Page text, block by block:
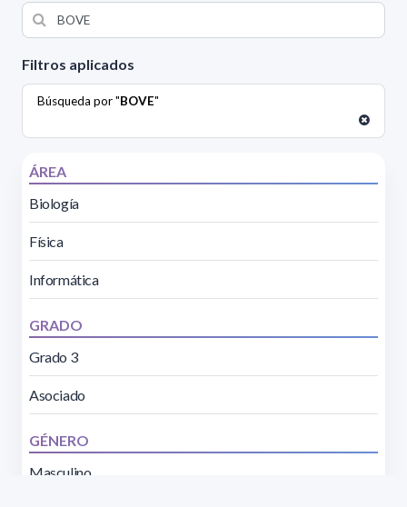
Filtros aplicados
Búsqueda por "BOVE"
ÁREA
Biología
Física
Informática
GRADO
Grado 3
Asociado
GÉNERO
Masculino